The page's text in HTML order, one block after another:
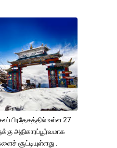
பிரதேசத்தில் உள்ள 27
அதிகாரப்பூர்வமாக
சூட்டியுள்ளது .